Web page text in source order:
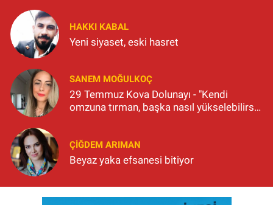
HAKKI KABAL
Yeni siyaset, eski hasret
SANEM MOĞULKOÇ
29 Temmuz Kova Dolunayı - "Kendi
omzuna tırman, başka nasıl yükselebilirsin
ÇIĞDEM ARIMAN
Beyaz yaka efsanesi bitiyor